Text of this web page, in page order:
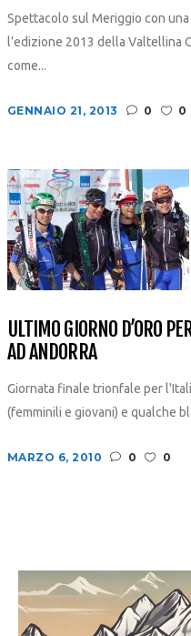
Spettacolo sul Meriggio con
l’edizione 2013 della Valtellina
come...
GENNAIO 21, 2013 0 0
ULTIMO GIORNO D’ORO
AD ANDORRA
Giornata finale trionfale per
(femminili e giovani) e qualche
MARZO 6, 2010 0 0